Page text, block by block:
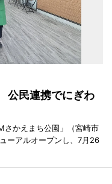
公民連携でにぎわ
さかえまち公園」（宮崎市
ーアルオープンし、7月26